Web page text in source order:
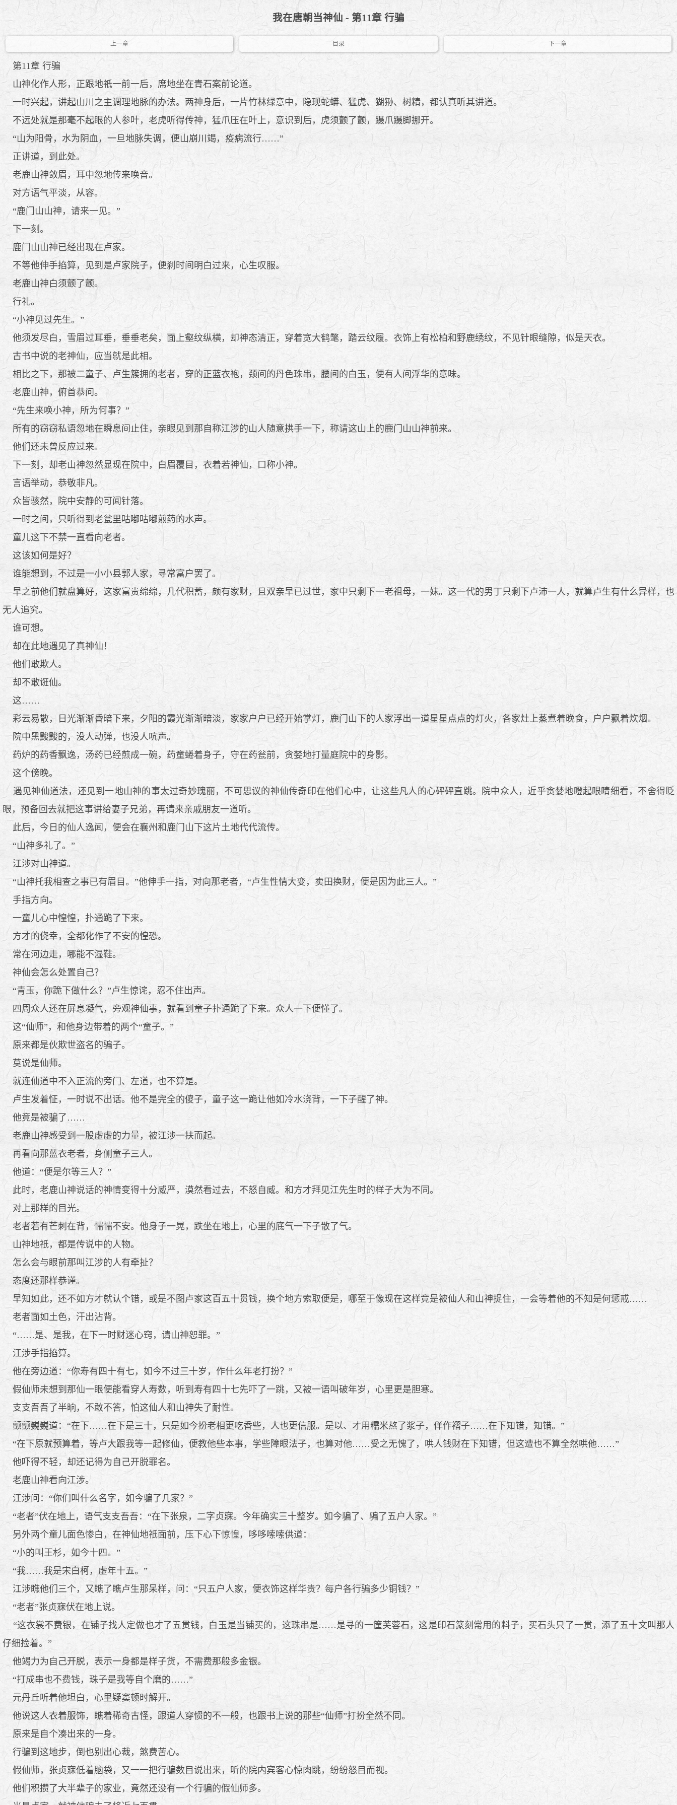
我在唐朝当神仙 - 第11章 行骗
上一章 目录 下一章
第11章 行骗
山神化作人形，正跟地祇一前一后，席地坐在青石案前论道。
一时兴起，讲起山川之主调理地脉的办法。两神身后，一片竹林绿意中，隐现蛇蟒、猛虎、猢狲、树精，都认真听其讲道。
不远处就是那毫不起眼的人参叶，老虎听得传神，猛爪压在叶上，意识到后，虎须颤了颤，蹑爪蹑脚挪开。
“山为阳骨，水为阴血，一旦地脉失调，便山崩川竭，疫病流行……”
正讲道，到此处。
老鹿山神敛眉，耳中忽地传来唤音。
对方语气平淡，从容。
“鹿门山山神，请来一见。”
下一刻。
鹿门山山神已经出现在卢家。
不等他伸手掐算，见到是卢家院子，便刹时间明白过来，心生叹服。
老鹿山神白须颤了颤。
行礼。
“小神见过先生。”
他须发尽白，雪眉过耳垂，垂垂老矣，面上壑纹纵横，却神态清正，穿着宽大鹤氅，踏云纹履。衣饰上有松柏和野鹿绣纹，不见针眼缝隙，似是天衣。
古书中说的老神仙，应当就是此相。
相比之下，那被二童子、卢生簇拥的老者，穿的正蓝衣袍，颈间的丹色珠串，腰间的白玉，便有人间浮华的意味。
老鹿山神，俯首恭问。
“先生来唤小神，所为何事？”
所有的窃窃私语忽地在瞬息间止住，亲眼见到那自称江涉的山人随意拱手一下，称请这山上的鹿门山山神前来。
他们还未曾反应过来。
下一刻，却老山神忽然显现在院中，白眉覆目，衣着若神仙，口称小神。
言语举动，恭敬非凡。
众皆骇然，院中安静的可闻针落。
一时之间，只听得到老瓮里咕嘟咕嘟煎药的水声。
童儿这下不禁一直看向老者。
这该如何是好？
谁能想到，不过是一小小县郭人家，寻常富户罢了。
早之前他们就盘算好，这家富贵绵绵，几代积蓄，颇有家财，且双亲早已过世，家中只剩下一老祖母，一妹。这一代的男丁只剩下卢沛一人，就算卢生有什么异样，也
无人追究。
谁可想。
却在此地遇见了真神仙！
他们敢欺人。
却不敢诳仙。
这……
彩云易散，日光渐渐昏暗下来，夕阳的霞光渐渐暗淡，家家户户已经开始掌灯，鹿门山下的人家浮出一道星星点点的灯火，各家灶上蒸煮着晚食，户户飘着炊烟。
院中黑黢黢的，没人动弹，也没人吭声。
药炉的药香飘逸，汤药已经煎成一碗，药童蜷着身子，守在药瓮前，贪婪地打量庭院中的身影。
这个傍晚。
遇见神仙道法，还见到一地山神的事太过奇妙瑰丽，不可思议的神仙传奇印在他们心中，让这些凡人的心砰砰直跳。院中众人，近乎贪婪地瞪起眼睛细看，不舍得眨
眼，预备回去就把这事讲给妻子兄弟，再请来亲戚朋友一道听。
此后，今日的仙人逸闻，便会在襄州和鹿门山下这片土地代代流传。
“山神多礼了。”
江涉对山神道。
“山神托我相查之事已有眉目。”他伸手一指，对向那老者，“卢生性情大变，卖田换财，便是因为此三人。”
手指方向。
一童儿心中惶惶，扑通跪了下来。
方才的侥幸，全都化作了不安的惶恐。
常在河边走，哪能不湿鞋。
神仙会怎么处置自己？
“青玉，你跪下做什么？”卢生惊诧，忍不住出声。
四周众人还在屏息凝气，旁观神仙事，就看到童子扑通跪了下来。众人一下便懂了。
这“仙师”，和他身边带着的两个“童子。”
原来都是伙欺世盗名的骗子。
莫说是仙师。
就连仙道中不入正流的旁门、左道，也不算是。
卢生发着怔，一时说不出话。他不是完全的傻子，童子这一跪让他如冷水浇背，一下子醒了神。
他竟是被骗了……
老鹿山神感受到一股虚虚的力量，被江涉一扶而起。
再看向那蓝衣老者，身侧童子三人。
他道：“便是尔等三人？”
此时，老鹿山神说话的神情变得十分威严，漠然看过去，不怒自威。和方才拜见江先生时的样子大为不同。
对上那样的目光。
老者若有芒刺在背，惴惴不安。他身子一晃，跌坐在地上，心里的底气一下子散了气。
山神地祇，都是传说中的人物。
怎么会与眼前那叫江涉的人有牵扯？
态度还那样恭谨。
早知如此，还不如方才就认个错，或是不图卢家这百五十贯钱，换个地方索取便是，哪至于像现在这样竟是被仙人和山神捉住，一会等着他的不知是何惩戒……
老者面如土色，汗出沾背。
“……是、是我，在下一时财迷心窍，请山神恕罪。”
江涉手指掐算。
他在旁边道：“你寿有四十有七，如今不过三十岁，作什么年老打扮？”
假仙师未想到那仙一眼便能看穿人寿数，听到寿有四十七先吓了一跳，又被一语叫破年岁，心里更是胆寒。
支支吾吾了半晌，不敢不答，怕这仙人和山神失了耐性。
颤颤巍巍道：“在下……在下是三十，只是如今扮老相更吃香些，人也更信服。是以、才用糯米熬了浆子，佯作褶子……在下知错，知错。”
“在下原就预算着，等卢大跟我等一起修仙，便教他些本事，学些障眼法子，也算对他……受之无愧了，哄人钱财在下知错，但这遭也不算全然哄他……”
他吓得不轻，却还记得为自己开脱罪名。
老鹿山神看向江涉。
江涉问：“你们叫什么名字，如今骗了几家？”
“老者”伏在地上，语气支支吾吾：“在下张泉，二字贞寐。今年确实三十整岁。如今骗了、骗了五户人家。”
另外两个童儿面色惨白，在神仙地祇面前，压下心下惊惶，哆哆嗦嗦供道：
“小的叫王杉，如今十四。”
“我……我是宋白柯，虚年十五。”
江涉瞧他们三个，又瞧了瞧卢生那呆样，问：“只五户人家，便衣饰这样华贵？每户各行骗多少铜钱？”
“老者”张贞寐伏在地上说。
“这衣裳不费银，在铺子找人定做也才了五贯钱，白玉是当铺买的，这珠串是……是寻的一筐芙蓉石，这是印石篆刻常用的料子，买石头只了一贯，添了五十文叫那人
仔细捡着。”
他竭力为自己开脱，表示一身都是样子货，不需费那般多金银。
“打成串也不费钱，珠子是我等自个磨的……”
元丹丘听着他坦白，心里疑窦顿时解开。
他说这人衣着服饰，瞧着稀奇古怪，跟道人穿惯的不一般，也跟书上说的那些“仙师”打扮全然不同。
原来是自个凑出来的一身。
行骗到这地步，倒也别出心裁，煞费苦心。
假仙师，张贞寐低着脑袋，又一一把行骗数目说出来，听的院内宾客心惊肉跳，纷纷怒目而视。
他们积攒了大半辈子的家业，竟然还没有一个行骗的假仙师多。